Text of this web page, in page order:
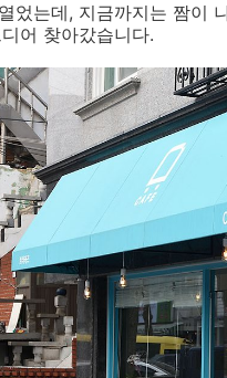
었는데, 지금까지는 짬이
어 찾아갔습니다.